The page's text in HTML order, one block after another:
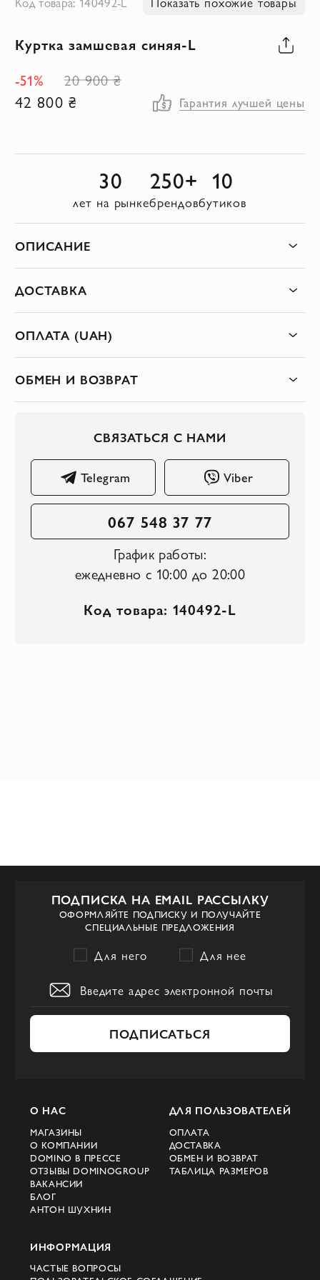
началу
галереи
изображений
Куртка замшевая синяя-L
-51%
20 900 ₴
42 800 ₴ Гарантия лучшей цены
30
лет на рынке
250+
брендов
10
бутиков
ОПИСАНИЕ
ДОСТАВКА
ОПЛАТА (UAH)
ОБМЕН И ВОЗВРАТ
СВЯЗАТЬСЯ С НАМИ
Telegram Viber
067 548 37 77
График работы:
ежедневно с 10:00 до 20:00
Код товара: 140492-L
ПОДПИСКА НА EMAIL РАССЫЛКУ
ОФОРМЛЯЙТЕ ПОДПИСКУ И ПОЛУЧАЙТЕ
СПЕЦИАЛЬНЫЕ ПРЕДЛОЖЕНИЯ
Для него Для нее
ПОДПИСАТЬСЯ
О НАС
МАГАЗИНЫ
О КОМПАНИИ
DOMINO В ПРЕССЕ
ОТЗЫВЫ DOMINOGROUP
ВАКАНСИИ
БЛОГ
АНТОН ШУХНИН
ДЛЯ ПОЛЬЗОВАТЕЛЕЙ
ОПЛАТА
ДОСТАВКА
ОБМЕН И ВОЗВРАТ
ТАБЛИЦА РАЗМЕРОВ
ИНФОРМАЦИЯ
ЧАСТЫЕ ВОПРОСЫ